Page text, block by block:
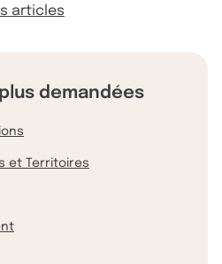
articles
plus demandées
et Territoires